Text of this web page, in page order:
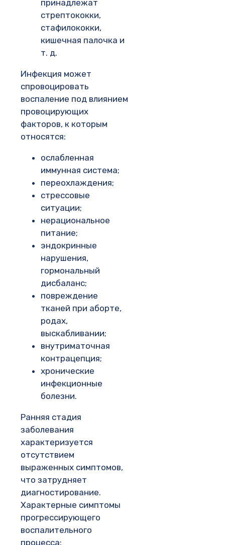
принадлежат
стрептококки,
стафилококки,
кишечная палочка и
т. д.
Инфекция может
спровоцировать
воспаление под влиянием
провоцирующих
факторов, к которым
относятся:
ослабленная
иммунная система;
переохлаждения;
стрессовые
ситуации;
нерациональное
питание;
эндокринные
нарушения,
гормональный
дисбаланс;
повреждение
тканей при аборте,
родах,
выскабливании;
внутриматочная
контрацепция;
хронические
инфекционные
болезни.
Ранняя стадия
заболевания
характеризуется
отсутствием
выраженных симптомов,
что затрудняет
диагностирование.
Характерные симптомы
прогрессирующего
воспалительного
процесса: